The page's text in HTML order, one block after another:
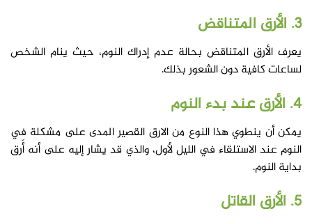
3. الأرق المتناقض
يعرف الأرق المتناقض بحالة عدم إدراك النوم، حيث ينام الشخص
لساعات كافية دون الشعور بذلك.
4. الأرق عند بدء النوم
يمكن أن ينطوي هذا النوع من الارق القصير المدى على مشكلة في
النوم عند الاستلقاء في الليل لأول، والذي قد يشار إليه على أنه أَرق
بداية النوم.
5. الأرق القاتل